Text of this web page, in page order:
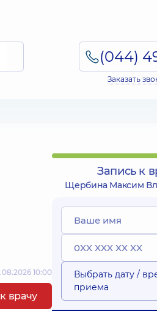
Заказать
10:00
врачу
Запись к
Щербина Максим
Выбрать дату /
приема